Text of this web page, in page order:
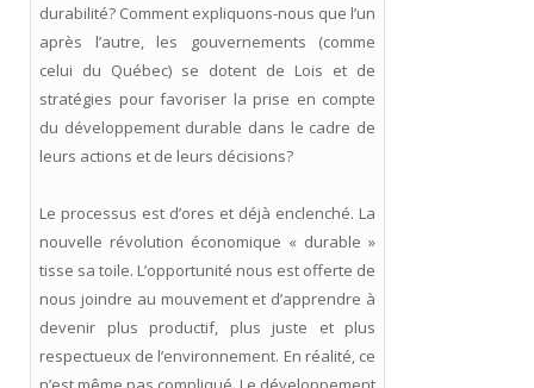
durabilité? Comment expliquons-nous que l’un
après l’autre, les gouvernements (comme
celui du Québec) se dotent de Lois et de
stratégies pour favoriser la prise en compte
du développement durable dans le cadre de
leurs actions et de leurs décisions?
Le processus est d’ores et déjà enclenché. La
nouvelle révolution économique « durable »
tisse sa toile. L’opportunité nous est offerte de
nous joindre au mouvement et d’apprendre à
devenir plus productif, plus juste et plus
respectueux de l’environnement. En réalité, ce